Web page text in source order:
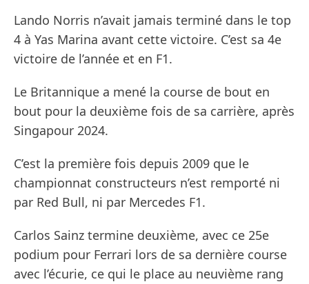
Lando Norris n’avait jamais terminé dans le top
4 à Yas Marina avant cette victoire. C’est sa 4e
victoire de l’année et en F1.
Le Britannique a mené la course de bout en
bout pour la deuxième fois de sa carrière, après
Singapour 2024.
C’est la première fois depuis 2009 que le
championnat constructeurs n’est remporté ni
par Red Bull, ni par Mercedes F1.
Carlos Sainz termine deuxième, avec ce 25e
podium pour Ferrari lors de sa dernière course
avec l’écurie, ce qui le place au neuvième rang